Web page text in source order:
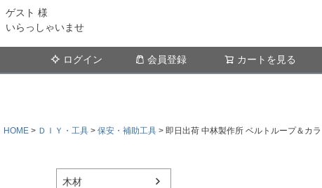
ゲスト 様
いらっしゃいませ
ログイン 会員登録 カートを見る
HOME ＤＩＹ・工具 保安・補助工具 即日出荷 中林製作所 ベルトループ＆カ
木材